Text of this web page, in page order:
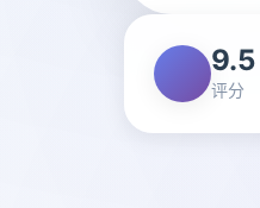
9.5
评分